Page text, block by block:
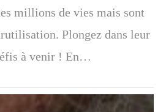
millions de vies mais sont
Plongez dans leur
à venir ! En…